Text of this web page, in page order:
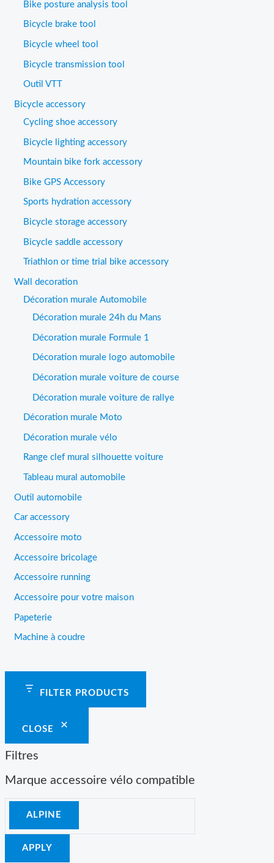
Bike posture analysis tool
Bicycle brake tool
Bicycle wheel tool
Bicycle transmission tool
Outil VTT
Bicycle accessory
Cycling shoe accessory
Bicycle lighting accessory
Mountain bike fork accessory
Bike GPS Accessory
Sports hydration accessory
Bicycle storage accessory
Bicycle saddle accessory
Triathlon or time trial bike accessory
Wall decoration
Décoration murale Automobile
Décoration murale 24h du Mans
Décoration murale Formule 1
Décoration murale logo automobile
Décoration murale voiture de course
Décoration murale voiture de rallye
Décoration murale Moto
Décoration murale vélo
Range clef mural silhouette voiture
Tableau mural automobile
Outil automobile
Car accessory
Accessoire moto
Accessoire bricolage
Accessoire running
Accessoire pour votre maison
Papeterie
Machine à coudre
FILTER PRODUCTS
CLOSE
Filtres
Marque accessoire vélo compatible
ALPINE
APPLY